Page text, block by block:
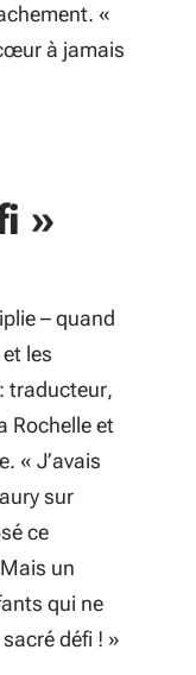
«
à jamais
»
– quand
les
traducteur,
Rochelle et
« J’avais
sur
ce
Mais un
qui ne
défi ! »